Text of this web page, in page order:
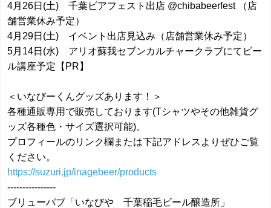
4月26日(土) 千葉ビアフェスト出店 @chibabeerfest （店
舗営業休み予定）
4月29日(土) イベント出店見込み（店舗営業休み予定）
5月14日(水) アリオ蘇我セブンカルチャークラブにてビー
ル講座予定【PR】
＜いなびーくんグッズあります！＞
各種通販専用で販売しております(Tシャツやその他雑貨グ
ッズ各種色・サイズ選択可能)。
プロフィールのリンク欄または下記アドレスよりぜひご覧
ください。
https://suzuri.jp/inagebeer/products
----------------
ブリューパブ「いなびや 千葉稲毛ビール醸造所」